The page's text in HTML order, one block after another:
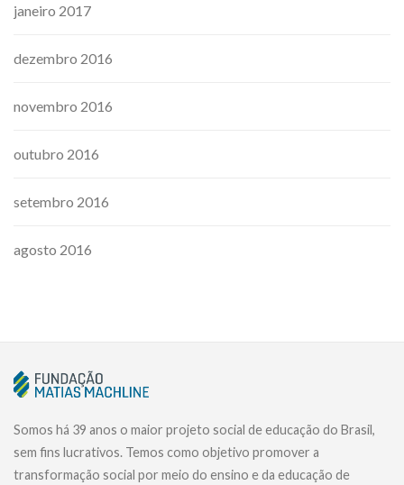
janeiro 2017
dezembro 2016
novembro 2016
outubro 2016
setembro 2016
agosto 2016
Somos há 39 anos o maior projeto social de educação do Brasil,
sem fins lucrativos. Temos como objetivo promover a
transformação social por meio do ensino e da educação de